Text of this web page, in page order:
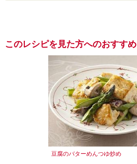
このレシピを見た方へのおすすめ
豆腐のバターめんつゆ炒め